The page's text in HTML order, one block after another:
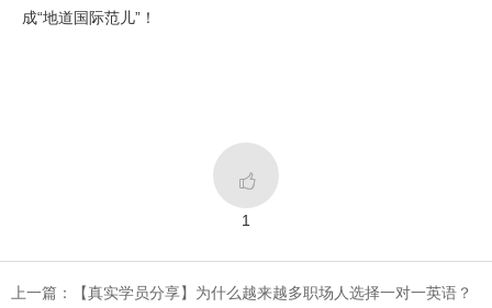
成“地道国际范儿”！

1
上一篇：​【真实学员分享】为什么越来越多职场人选择一对一英语？